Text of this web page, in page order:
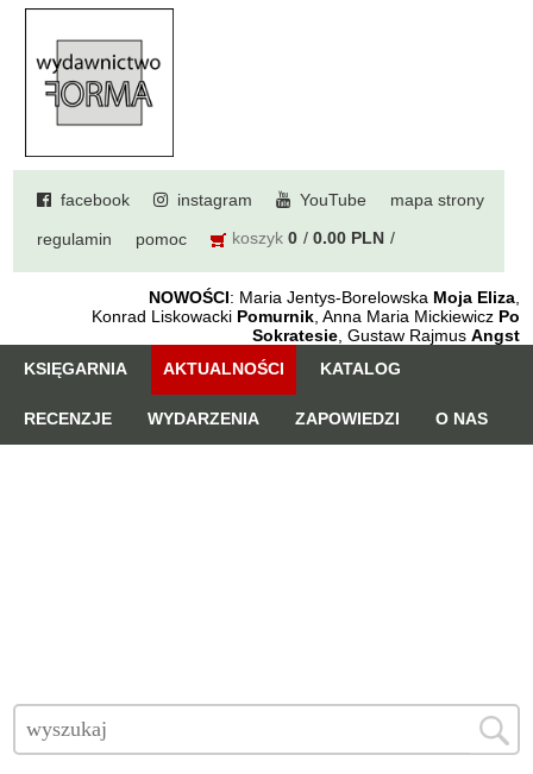
facebook instagram YouTube mapa strony
regulamin pomoc koszyk 0 0.00 PLN
NOWOŚCI: Maria Jentys-Borelowska Moja Eliza,
Konrad Liskowacki Pomurnik, Anna Maria Mickiewicz Po
Sokratesie, Gustaw Rajmus Angst
KSIĘGARNIA
AKTUALNOŚCI KATALOG
RECENZJE WYDARZENIA ZAPOWIEDZI O NAS